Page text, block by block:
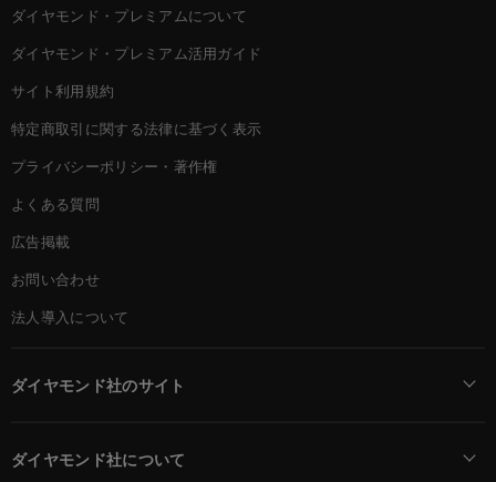
ダイヤモンド・プレミアムについて
ダイヤモンド・プレミアム活用ガイド
サイト利用規約
特定商取引に関する法律に基づく表示
プライバシーポリシー・著作権
よくある質問
広告掲載
お問い合わせ
法人導入について
ダイヤモンド社のサイト
ダイヤモンド社について